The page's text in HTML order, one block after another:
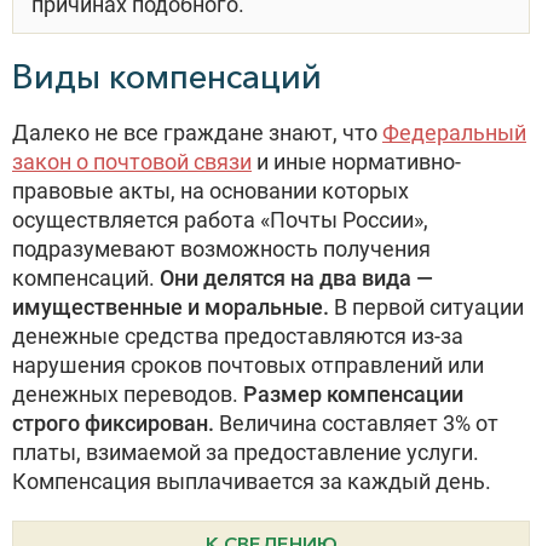
Виды компенсаций
Далеко не все граждане знают, чтоФедеральный
закон о почтовой связи и иные нормативно-
правовые акты, на основании которых
осуществляется работа «Почты России»,
подразумевают возможность получения
компенсаций. Они делятся на два вида —
имущественные и моральные. В первой ситуации
денежные средства предоставляются из-за
нарушения сроков почтовых отправлений или
денежных переводов. Размер компенсации
строго фиксирован. Величина составляет 3% от
платы, взимаемой за предоставление услуги.
Компенсация выплачивается за каждый день.